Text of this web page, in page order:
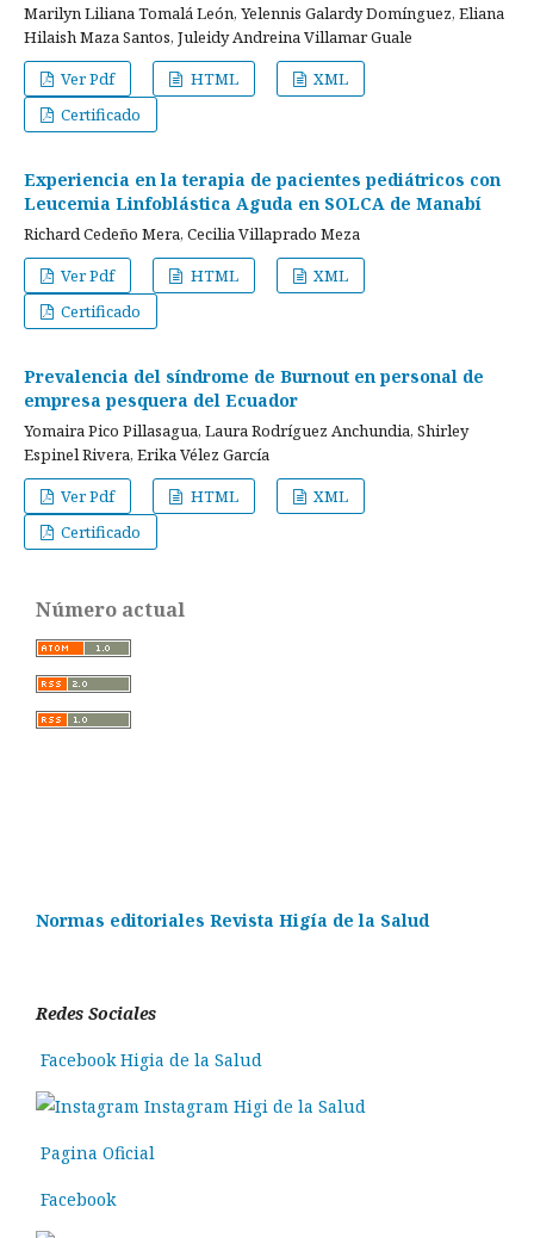
Marilyn Liliana Tomalá León, Yelennis Galardy Domínguez, Eliana
Hilaish Maza Santos, Juleidy Andreina Villamar Guale
Ver Pdf
HTML
XML
Certificado
Experiencia en la terapia de pacientes pediátricos con
Leucemia Linfoblástica Aguda en SOLCA de Manabí
Richard Cedeño Mera, Cecilia Villaprado Meza
Ver Pdf
HTML
XML
Certificado
Prevalencia del síndrome de Burnout en personal de
empresa pesquera del Ecuador
Yomaira Pico Pillasagua, Laura Rodríguez Anchundia, Shirley
Espinel Rivera, Erika Vélez García
Ver Pdf
HTML
XML
Certificado
Número actual
Normas editoriales Revista Higía de la Salud
Redes Sociales
Facebook Higia de la Salud
Instagram Higi de la Salud
Pagina Oficial
Facebook